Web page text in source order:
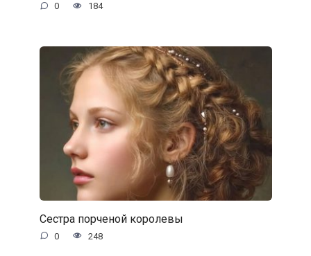
0 184
Сестра порченой королевы
0 248